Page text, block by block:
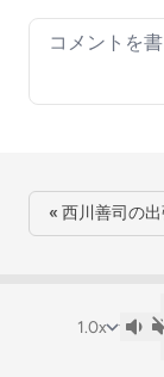
Your
« 西川善司の